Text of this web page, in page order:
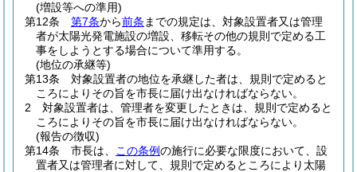
(増設等への準用)
第12条
第7条から前条 までの規定は、対象設置者又は管理
者が太陽光発電施設の増設、移転その他の規則で定める工
事をしようとする場合について準用する。
(地位の承継等)
第13条
対象設置者の地位を承継した者は、規則で定めると
ころによりその旨を市長に届け出なければならない。
2
対象設置者は、管理者を変更したときは、規則で定めると
ころによりその旨を市長に届け出なければならない。
(報告の徴収)
第14条
市長は、 この条例の施行に必要な限度において、設
置者又は管理者に対して、規則で定めるところにより太陽